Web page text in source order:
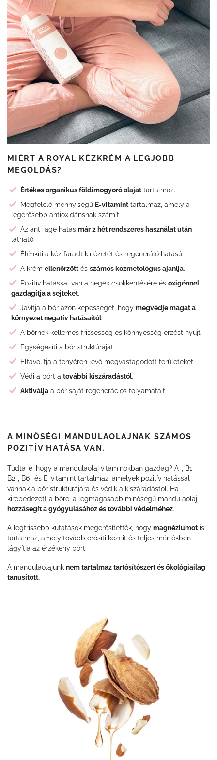
MIÉRT A ROYAL KÉZKRÉM A LEGJOBB
MEGOLDÁS?
Értékes organikus földimogyoró olajattartalmaz.
Megfelelő mennyiségű E-vitaminttartalmaz, amely a
legerősebb antioxidánsnak számít.
Az anti-age hatás már 2 hét rendszeres használat után
látható.
Élénkíti a kéz fáradt kinézetét és regeneráló hatású.
A krém ellenőrzöttés számos kozmetológus ajánlja.
Pozitív hatással van a hegek csökkentésére és oxigénnel
gazdagítja a sejteket.
Javítja a bőr azon képességét, hogy megvédje magát a
környezet negatív hatásaitól.
A bőrnek kellemes frissesség és könnyesség érzést nyújt.
Egységesíti a bőr struktúráját.
Eltávolítja a tenyéren lévő megvastagodott területeket.
Védi a bőrt a további kiszáradástól.
Aktiváljaa bőr saját regenerációs folyamatait.
A MINŐSÉGI MANDULAOLAJNAK SZÁMOS
POZITÍV HATÁSA VAN.
Tudta-e, hogy a mandulaolaj vitaminokban gazdag? A-, B1-,
B2-, B6- és E-vitamint tartalmaz, amelyek pozitív hatással
vannak a bőr struktúrájára és védik a kiszáradástól. Ha
kirepedezett a bőre, a legmagasabb minőségű mandulaolaj
hozzásegít a gyógyulásához és további védelméhez.
A legfrissebb kutatások megerősítették, hogy magnéziumot is
tartalmaz, amely tovább erősíti kezeit és teljes mértékben
lágyítja az érzékeny bőrt.
A mandulaolajunk nem tartalmaz tartósítószert és ökológiailag
tanusított.